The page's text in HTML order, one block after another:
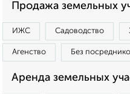
Продажа земельных
ИЖС Садоводство
Агенство Без
Аренда земельных